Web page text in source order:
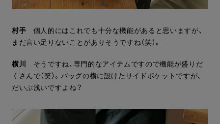
村手 個人的にはこれでも十分な機能があると思いますが、
まだ言い足りないことがありそうですね（笑）。
横川 そうですね、専門的なアイテムですので機能が盛りだ
くさんで（笑）。バッグの横に設けたサイドポケットですが、
だいぶ浅いですよね？